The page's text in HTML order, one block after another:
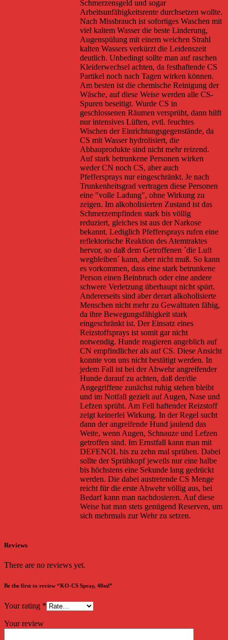
Reviews
There are no reviews yet.
Be the first to review “KO-CS Spray, 40ml”
Your rating *
Your review